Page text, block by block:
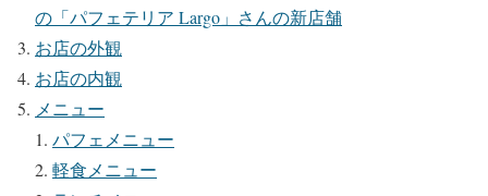
の「パフェテリア Largo」さんの新店舗
お店の外観
お店の内観
メニュー
パフェメニュー
軽食メニュー